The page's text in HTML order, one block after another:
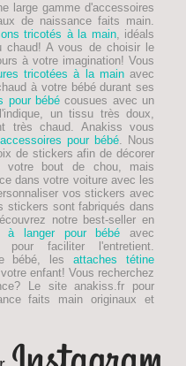
large gamme d'accessoires
de naissance faits main.
tricotés à la main, idéals
chaud! A vous de choisir le
à votre imagination! Vous
tricotées à la mainavec
à votre bébé durant ses
pour bébé cousues avec un
un tissu très doux,
très chaud. Anakiss vous
accessoires pour bébé. Nous
de stickers afin de décorer
votre bout de chou, mais
dans votre voiture avec les
vos stickers avec
stickers sont fabriqués dans
notre best-seller en
à langer pour bébé avec
pour faciliter l'entretient.
bébé, lesattaches tétine
enfant! Vous recherchez
? Le site anakiss.fr pour
faits main originaux et